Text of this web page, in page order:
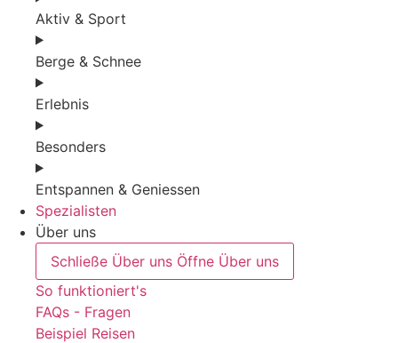
Aktiv & Sport
Berge & Schnee
Erlebnis
Besonders
Entspannen & Geniessen
Spezialisten
Über uns
Schließe Über uns Öffne Über uns
So funktioniert's
FAQs - Fragen
Beispiel Reisen